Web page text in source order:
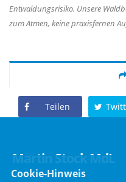
Entwaldungsrisiko. Unsere
zum Atmen, keine praxisfernen
Teilen
Martin Stock MdL
Cookie-Hinweis